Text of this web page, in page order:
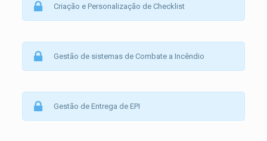
Criação e Personalização de Checklist
Gestão de sistemas de Combate a Incêndio
Gestão de Entrega de EPI